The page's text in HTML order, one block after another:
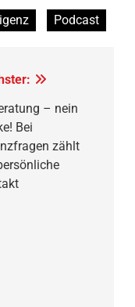
Podcast
– nein
Bei
zählt